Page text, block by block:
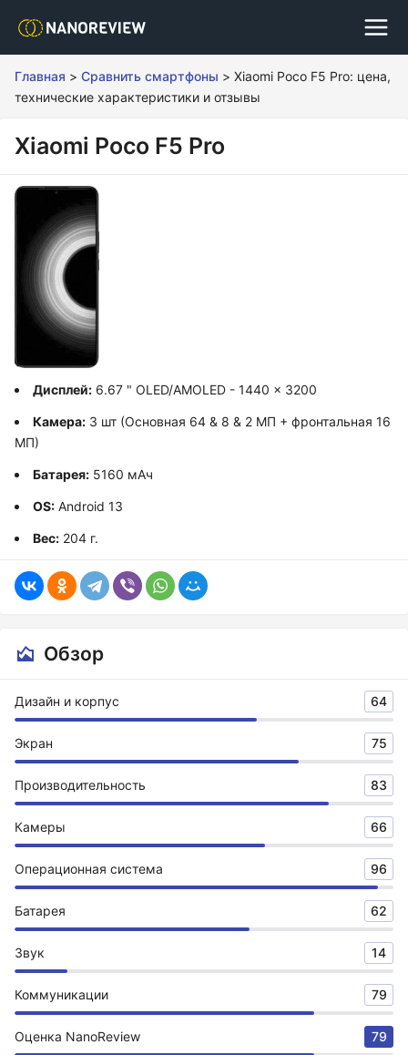
Главная > Сравнить смартфоны > Xiaomi Poco F5 Pro: цена,
технические характеристики и отзывы
Xiaomi Poco F5 Pro
Дисплей: 6.67 " OLED/AMOLED - 1440 x 3200
Камера: 3 шт (Основная 64 & 8 & 2 МП + фронтальная 16
МП)
Батарея: 5160 мАч
OS: Android 13
Вес: 204 г.
Обзор
Дизайн и корпус 64
Экран 75
Производительность 83
Камеры 66
Операционная система 96
Батарея 62
Звук 14
Коммуникации 79
Оценка NanoReview 79